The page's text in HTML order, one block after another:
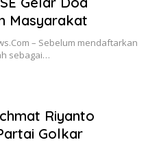
Masyarakat
– Sebelum mendaftarkan
sebagai…
Riyanto
Golkar